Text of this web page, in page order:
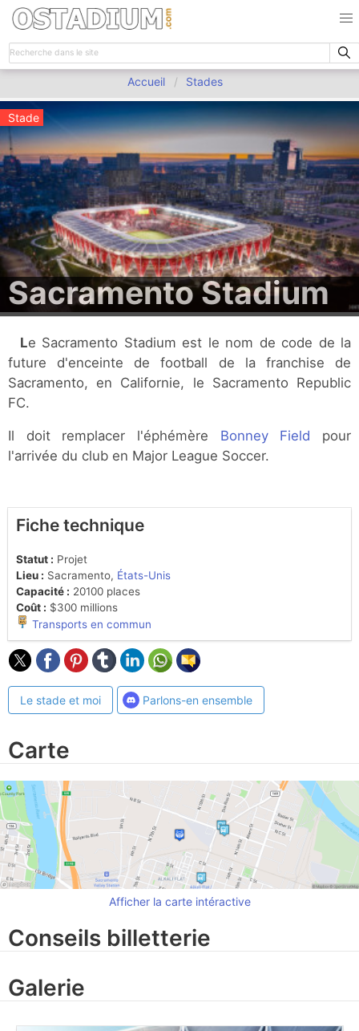
Accueil Stades
Stade
Sacramento Stadium
Le Sacramento Stadium est le nom de code de la
future d'enceinte de football de la franchise de
Sacramento, en Californie, le Sacramento Republic
FC.
Il doit remplacer l'éphémère Bonney Field pour
l'arrivée du club en Major League Soccer.
Fiche technique
Statut : Projet
Lieu : Sacramento, États-Unis
Capacité : 20100 places
Coût : $300 millions
Transports en commun
Le stade et moi Parlons-en ensemble
Carte
Afficher la carte intéractive
Conseils billetterie
Galerie